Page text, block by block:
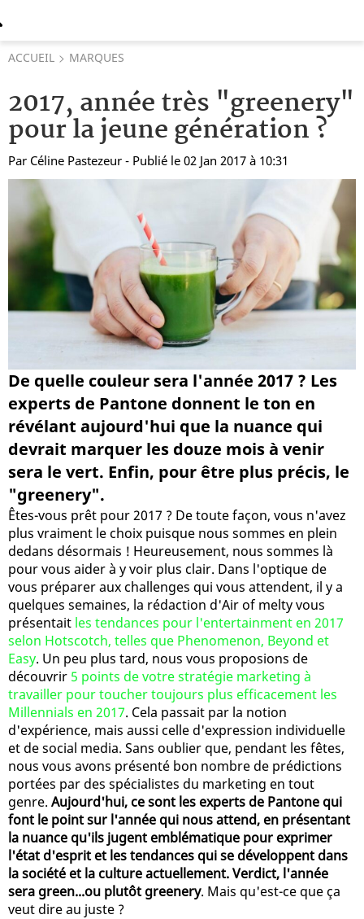
ACCUEIL MARQUES
2017, année très "greenery"
pour la jeune génération ?
Par Céline Pastezeur - Publié le 02 Jan 2017 à 10:31
De quelle couleur sera l'année 2017 ? Les
experts de Pantone donnent le ton en
révélant aujourd'hui que la nuance qui
devrait marquer les douze mois à venir
sera le vert. Enfin, pour être plus précis, le
"greenery".
Êtes-vous prêt pour 2017 ? De toute façon, vous n'avez
plus vraiment le choix puisque nous sommes en plein
dedans désormais ! Heureusement, nous sommes là
pour vous aider à y voir plus clair. Dans l'optique de
vous préparer aux challenges qui vous attendent, il y a
quelques semaines, la rédaction d'Air of melty vous
présentait les tendances pour l'entertainment en 2017
selon Hotscotch, telles que Phenomenon, Beyond et
Easy. Un peu plus tard, nous vous proposions de
découvrir 5 points de votre stratégie marketing à
travailler pour toucher toujours plus efficacement les
Millennials en 2017. Cela passait par la notion
d'expérience, mais aussi celle d'expression individuelle
et de social media. Sans oublier que, pendant les fêtes,
nous vous avons présenté bon nombre de prédictions
portées par des spécialistes du marketing en tout
genre. Aujourd'hui, ce sont les experts de Pantone qui
font le point sur l'année qui nous attend, en présentant
la nuance qu'ils jugent emblématique pour exprimer
l'état d'esprit et les tendances qui se développent dans
la société et la culture actuellement. Verdict, l'année
sera green...ou plutôt greenery. Mais qu'est-ce que ça
veut dire au juste ?